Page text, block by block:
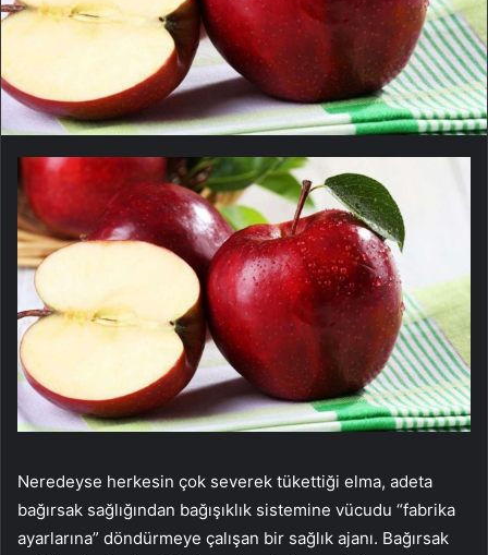
Neredeyse herkesin çok severek tükettiği elma, adeta
bağırsak sağlığından bağışıklık sistemine vücudu “fabrika
ayarlarına” döndürmeye çalışan bir sağlık ajanı. Bağırsak